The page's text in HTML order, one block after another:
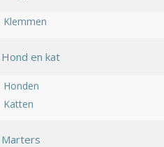
Klemmen
Hond en kat
Honden
Katten
Marters